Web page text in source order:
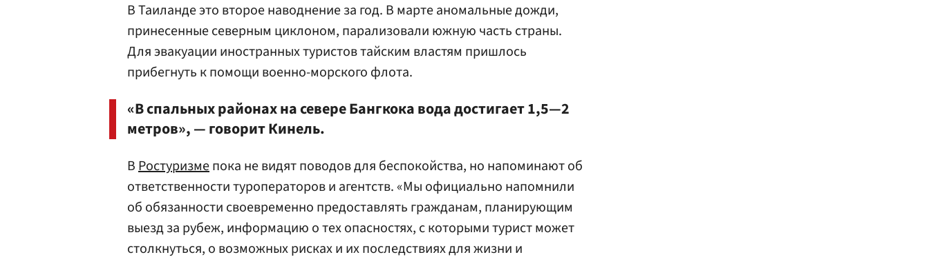
В Таиланде это второе наводнение за год. В марте аномальные дожди,
принесенные северным циклоном, парализовали южную часть страны.
Для эвакуации иностранных туристов тайским властям пришлось
прибегнуть к помощи военно-морского флота.
«В спальных районах на севере Бангкока вода достигает 1,5—2
метров», — говорит Кинель.
ВРостуризмепока не видят поводов для беспокойства, но напоминают об
ответственности туроператоров и агентств. «Мы официально напомнили
об обязанности своевременно предоставлять гражданам, планирующим
выезд за рубеж, информацию о тех опасностях, с которыми турист может
столкнуться, о возможных рисках и их последствиях для жизни и